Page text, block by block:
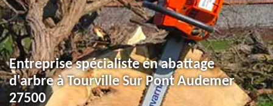
Entreprise spécialiste en abattage
d'arbre à Tourville Sur Pont Audemer
27500